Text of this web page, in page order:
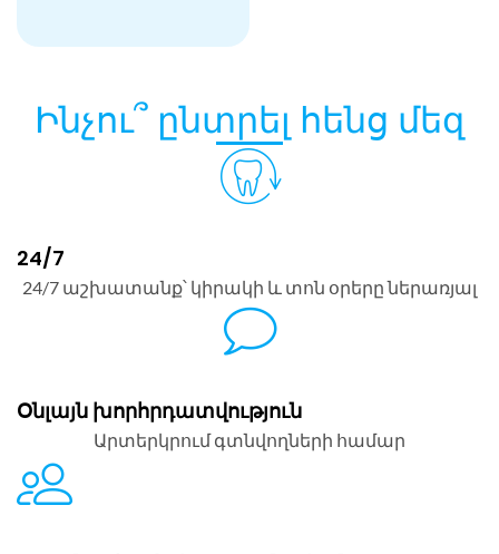
Ինչու՞ ընտրել հենց մեզ
24/7
24/7 աշխատանք՝ կիրակի և տոն օրերը ներառյալ
Օնլայն խորհրդատվություն
Արտերկրում գտնվողների համար